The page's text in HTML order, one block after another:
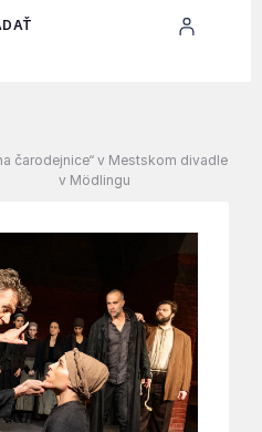
čarodejnice“ v Mestskom divadle
v Mödlingu